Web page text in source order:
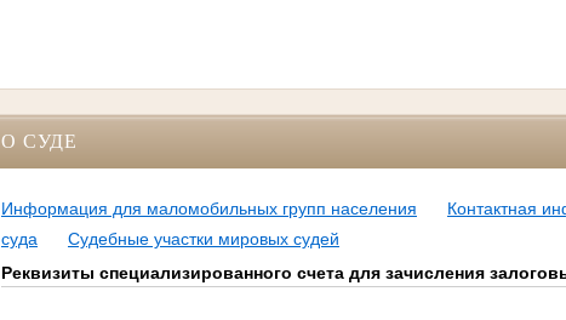
О СУДЕ
Информация для маломобильных групп населения Контактная
суда
Судебные участки мировых судей
Реквизиты специализированного счета для зачисления